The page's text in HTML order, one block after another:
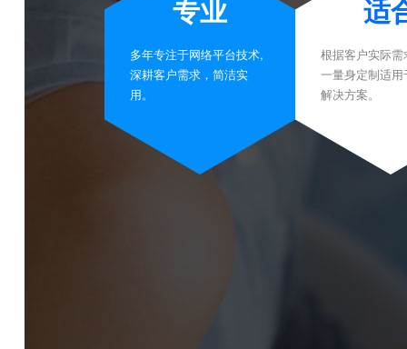
专业
多年专注于网络平台技术,
深耕客户需求，简洁实
用。
适
根据客户实际
一量身定制适
解决方案。